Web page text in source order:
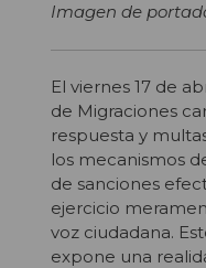
Imagen de
El viernes 17 de
de Migraciones
respuesta y
los mecanismos
de sanciones
ejercicio
voz ciudadana.
expone una